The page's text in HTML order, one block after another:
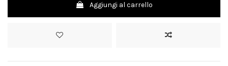
Aggiungi al carrello